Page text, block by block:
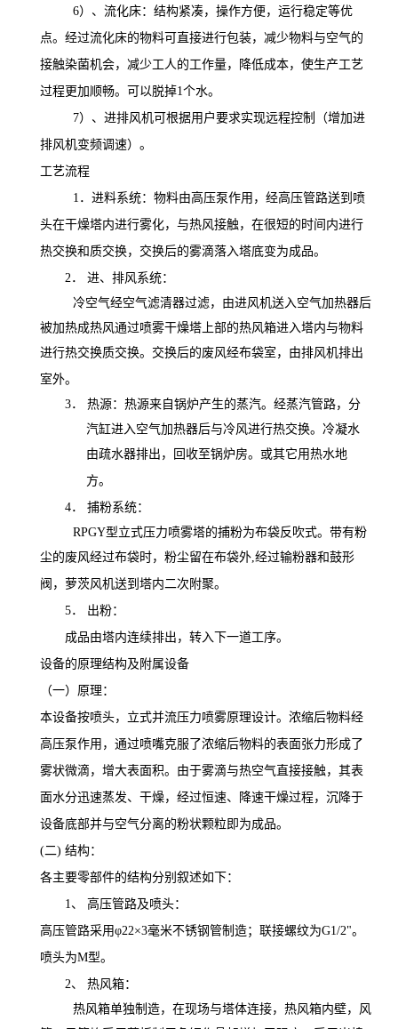
6）、流化床：结构紧凑，操作方便，运行稳定等优
点。经过流化床的物料可直接进行包装，减少物料与空气的
接触染菌机会，减少工人的工作量，降低成本，使生产工艺
过程更加顺畅。可以脱掉1个水。
7）、进排风机可根据用户要求实现远程控制（增加进
排风机变频调速）。
工艺流程
1 ．进料系统：物料由高压泵作用，经高压管路送到喷
头在干燥塔内进行雾化，与热风接触，在很短的时间内进行
热交换和质交换，交换后的雾滴落入塔底变为成品。
2． 进、排风系统：
冷空气经空气滤清器过滤，由进风机送入空气加热器后
被加热成热风通过喷雾干燥塔上部的热风箱进入塔内与物料
进行热交换质交换。交换后的废风经布袋室，由排风机排出
室外。
3． 热源：热源来自锅炉产生的蒸汽。经蒸汽管路，分
汽缸进入空气加热器后与冷风进行热交换。冷凝水
由疏水器排出，回收至锅炉房。或其它用热水地
方。
4． 捕粉系统：
RPGY型立式压力喷雾塔的捕粉为布袋反吹式。带有粉
尘的废风经过布袋时，粉尘留在布袋外 经过输粉器和鼓形
阀，萝茨风机送到塔内二次附聚。
5． 出粉：
成品由塔内连续排出，转入下一道工序。
设备的原理结构及附属设备
（一）原理：
本设备按喷头，立式并流压力喷雾原理设计。浓缩后物料经
高压泵作用，通过喷嘴克服了浓缩后物料的表面张力形成了
雾状微滴，增大表面积。由于雾滴与热空气直接接触，其表
面水分迅速蒸发、干燥，经过恒速、降速干燥过程，沉降于
设备底部并与空气分离的粉状颗粒即为成品。
(二) 结构：
各主要零部件的结构分别叙述如下：
1、 高压管路及喷头：
高压管路采用φ22×3毫米不锈钢管制造；联接螺纹为G1/2"。
喷头为M型。
2、 热风箱：
热风箱单独制造，在现场与塔体连接，热风箱内壁，风